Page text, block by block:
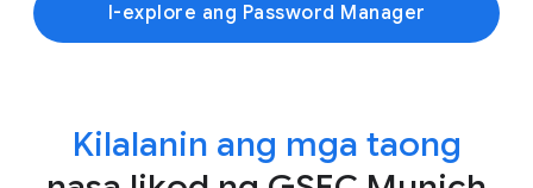
I-explore ang Password Manager
Kilalanin ang mga taong